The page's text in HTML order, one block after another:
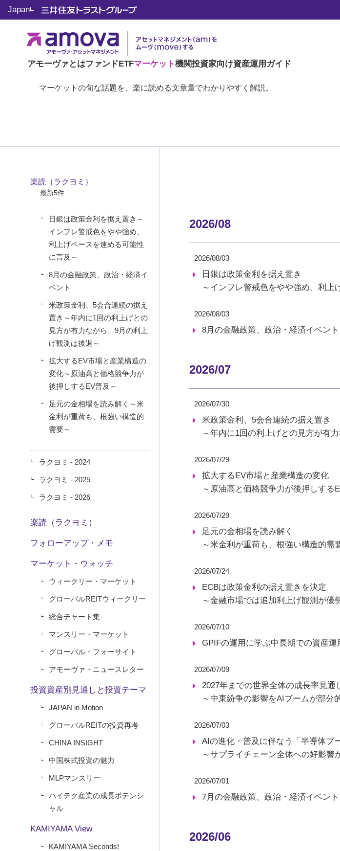
アモーヴァとはファンドETFマーケット機関投資家向け資産運用ガイド
Japan
楽読（ラクヨミ）
マーケットの旬な話題を、楽に読める文章量でわかりやすく解説。
楽読（ラクヨミ）
最新5件
日銀は政策金利を据え置き～
インフレ警戒色をやや強め、
利上げペースを速める可能性
に言及～
8月の金融政策、政治・経済イ
ベント
米政策金利、5会合連続の据え
置き～年内に1回の利上げとの
見方が有力ながら、9月の利上
げ観測は後退～
拡大するEV市場と産業構造の
変化～原油高と価格競争力が
後押しするEV普及～
足元の金相場を読み解く～米
金利が重荷も、根強い構造的
需要～
ラクヨミ - 2024
ラクヨミ - 2025
ラクヨミ - 2026
楽読（ラクヨミ）
フォローアップ・メモ
マーケット・ウォッチ
ウィークリー・マーケット
グローバルREITウィークリー
総合チャート集
マンスリー・マーケット
グローバル・フォーサイト
アモーヴァ・ニュースレター
投資資産別見通しと投資テーマ
JAPAN in Motion
グローバルREITの投資再考
CHINA INSIGHT
中国株式投資の魅力
MLPマンスリー
ハイテク産業の成長ポテンシ
ャル
KAMIYAMA View
KAMIYAMA Seconds!
2026/08
2026/08/03
日銀は政策金利を据え置き
～インフレ警戒色をやや強め、利上
2026/08/03
8月の金融政策、政治・経済イベント
2026/07
2026/07/30
米政策金利、5会合連続の据え置き
～年内に1回の利上げとの見方が有
2026/07/29
拡大するEV市場と産業構造の変化
～原油高と価格競争力が後押しする
2026/07/29
足元の金相場を読み解く
～米金利が重荷も、根強い構造的需
2026/07/24
ECBは政策金利の据え置きを決定
～金融市場では追加利上げ観測が優
2026/07/10
GPIFの運用に学ぶ中長期での資産運
2026/07/09
2027年までの世界全体の成長率見通
～中東紛争の影響をAIブームが部分
2026/07/03
AIの進化・普及に伴なう「半導体ブ
～サプライチェーン全体への好影響
2026/07/01
7月の金融政策、政治・経済イベント
2026/06